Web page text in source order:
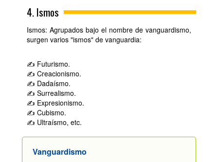
4. Ismos
Ismos: Agrupados bajo el nombre de vanguardismo,
surgen varios "ismos" de vanguardia:
✍ Futurismo.
✍ Creacionismo.
✍ Dadaísmo.
✍ Surrealismo.
✍ Expresionismo.
✍ Cubismo.
✍ Ultraísmo, etc.
Vanguardismo